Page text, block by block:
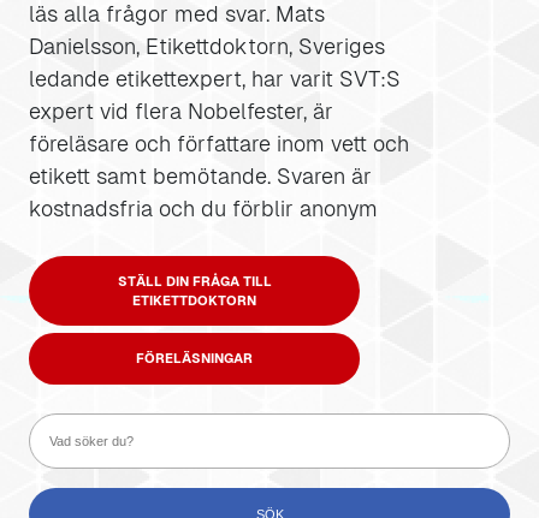
läs alla frågor med svar. Mats
Danielsson, Etikettdoktorn, Sveriges
ledande etikettexpert, har varit SVT:S
expert vid flera Nobelfester, är
föreläsare och författare inom vett och
etikett samt bemötande. Svaren är
kostnadsfria och du förblir anonym
STÄLL DIN FRÅGA TILL
ETIKETTDOKTORN
FÖRELÄSNINGAR